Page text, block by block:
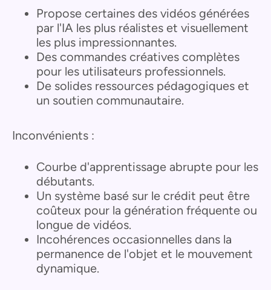
Propose certaines des vidéos générées
par l'IA les plus réalistes et visuellement
les plus impressionnantes.
Des commandes créatives complètes
pour les utilisateurs professionnels.
De solides ressources pédagogiques et
un soutien communautaire.
Inconvénients :
Courbe d'apprentissage abrupte pour les
débutants.
Un système basé sur le crédit peut être
coûteux pour la génération fréquente ou
longue de vidéos.
Incohérences occasionnelles dans la
permanence de l'objet et le mouvement
dynamique.